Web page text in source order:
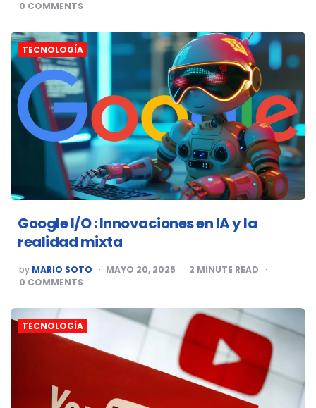
0 COMMENTS
TECNOLOGÍA
Google I/O : Innovaciones en IA y la
realidad mixta
POSTED
BY
by MARIO SOTO MAYO 20, 2025 2 MINUTE READ
0 COMMENTS
TECNOLOGÍA